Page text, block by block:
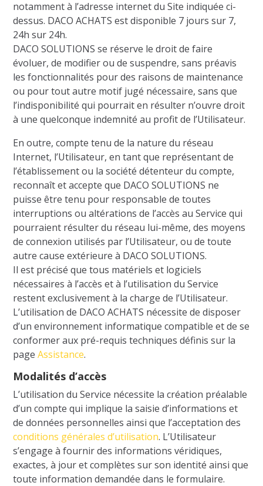
notamment à l’adresse internet du Site indiquée ci-
dessus. DACO ACHATS est disponible 7 jours sur 7,
24h sur 24h.
DACO SOLUTIONS se réserve le droit de faire
évoluer, de modifier ou de suspendre, sans préavis
les fonctionnalités pour des raisons de maintenance
ou pour tout autre motif jugé nécessaire, sans que
l’indisponibilité qui pourrait en résulter n’ouvre droit
à une quelconque indemnité au profit de l’Utilisateur.
En outre, compte tenu de la nature du réseau
Internet, l’Utilisateur, en tant que représentant de
l’établissement ou la société détenteur du compte,
reconnaît et accepte que DACO SOLUTIONS ne
puisse être tenu pour responsable de toutes
interruptions ou altérations de l’accès au Service qui
pourraient résulter du réseau lui-même, des moyens
de connexion utilisés par l’Utilisateur, ou de toute
autre cause extérieure à DACO SOLUTIONS.
Il est précisé que tous matériels et logiciels
nécessaires à l’accès et à l’utilisation du Service
restent exclusivement à la charge de l’Utilisateur.
L’utilisation de DACO ACHATS nécessite de disposer
d’un environnement informatique compatible et de se
conformer aux pré-requis techniques définis sur la
pageAssistance.
Modalités d’accès
L’utilisation du Service nécessite la création préalable
d’un compte qui implique la saisie d’informations et
de données personnelles ainsi que l’acceptation des
conditions générales d’utilisation. L’Utilisateur
s’engage à fournir des informations véridiques,
exactes, à jour et complètes sur son identité ainsi que
toute information demandée dans le formulaire.